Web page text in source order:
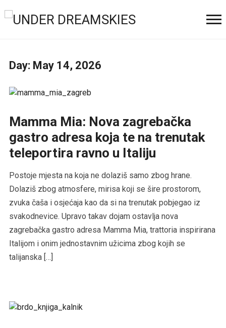
Day: May 14, 2026
Mamma Mia: Nova zagrebačka
gastro adresa koja te na trenutak
teleportira ravno u Italiju
Postoje mjesta na koja ne dolaziš samo zbog hrane.
Dolaziš zbog atmosfere, mirisa koji se šire prostorom,
zvuka čaša i osjećaja kao da si na trenutak pobjegao iz
svakodnevice. Upravo takav dojam ostavlja nova
zagrebačka gastro adresa Mamma Mia, trattoria inspirirana
Italijom i onim jednostavnim užicima zbog kojih se
talijanska […]